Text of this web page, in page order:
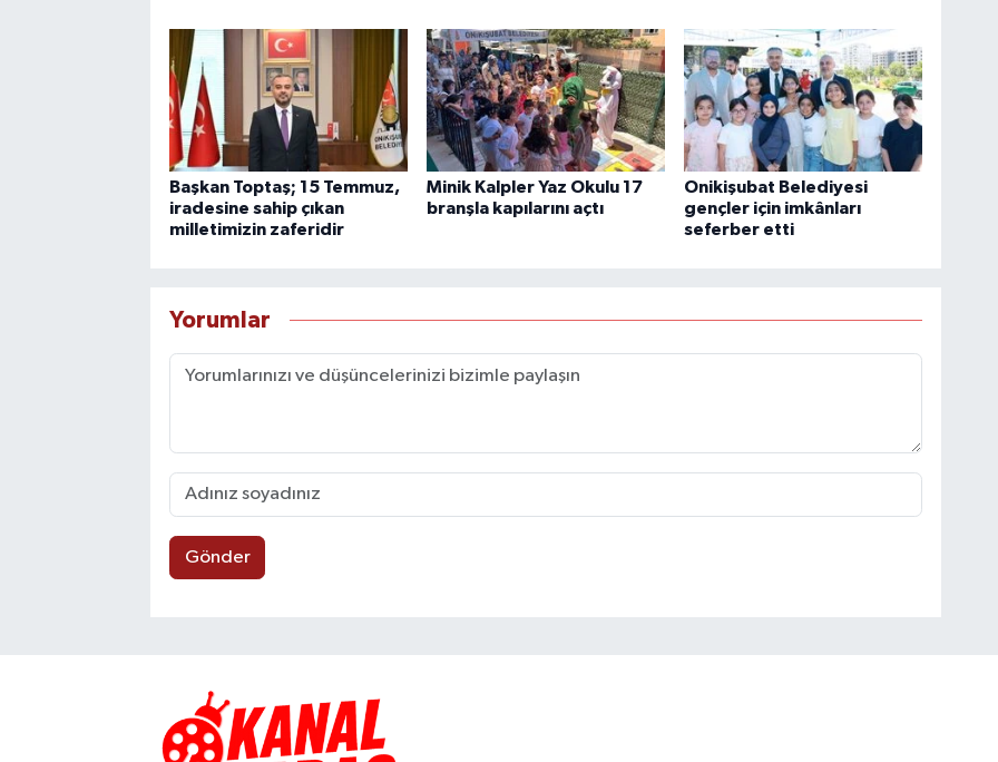
Başkan Toptaş; 15 Temmuz,
iradesine sahip çıkan
milletimizin zaferidir
Minik Kalpler Yaz Okulu 17
branşla kapılarını açtı
Onikişubat Belediyesi
gençler için imkânları
seferber etti
Yorumlar
Gönder